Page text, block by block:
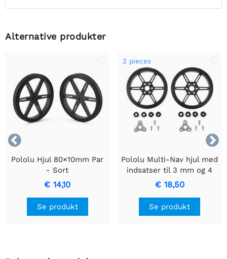
Alternative produkter


Pololu Hjul 80×10mm Par
- Sort
€ 14,10
Se produkt
2 pieces
Pololu Multi-Nav hjul med
indsatser til 3 mm og 4
mm skafter - 80×10 mm,
sort, 2-pak
€ 18,50
Se produkt